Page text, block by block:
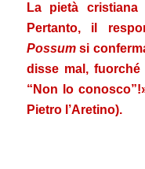
La pietà
Pertanto, il
Possumsi
disse mal,
“Non lo
Pietro l’Aretino).